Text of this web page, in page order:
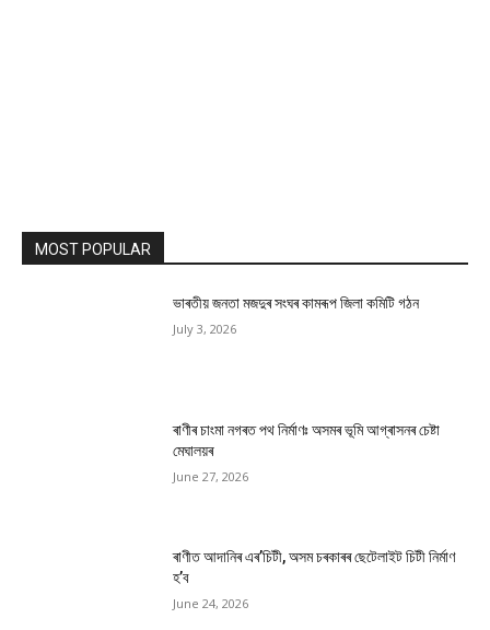
MOST POPULAR
ভাৰতীয় জনতা মজদুৰ সংঘৰ কামৰূপ জিলা কমিটি গঠন
July 3, 2026
ৰাণীৰ চাংমা নগৰত পথ নিৰ্মাণঃ অসমৰ ভূমি আগ্ৰাসনৰ চেষ্টা
মেঘালয়ৰ
June 27, 2026
ৰাণীত আদানিৰ এৰ’চিটী, অসম চৰকাৰৰ ছেটেলাইট চিটী নিৰ্মাণ
হ’ব
June 24, 2026